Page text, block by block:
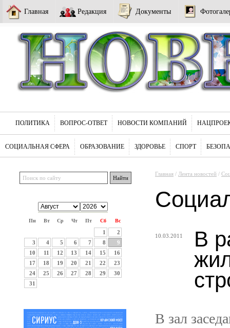
Главная Редакция Документы
ПОЛИТИКА ВОПРОС-ОТВЕТ НОВОСТИ КОМПАНИЙ
СОЦИАЛЬНАЯ СФЕРА ОБРАЗОВАНИЕ ЗДОРОВЬЕ СПОРТ
Пн Вт Ср Чт Пт Сб Вс
1
2
3
4 5 6 7 8
9
10
11 12 13 14 15
16
17
18 19 20 21 22
23
24
25 26 27 28 29
30
31
Главная / Лента новостей /
10.03.2011
В
В зал